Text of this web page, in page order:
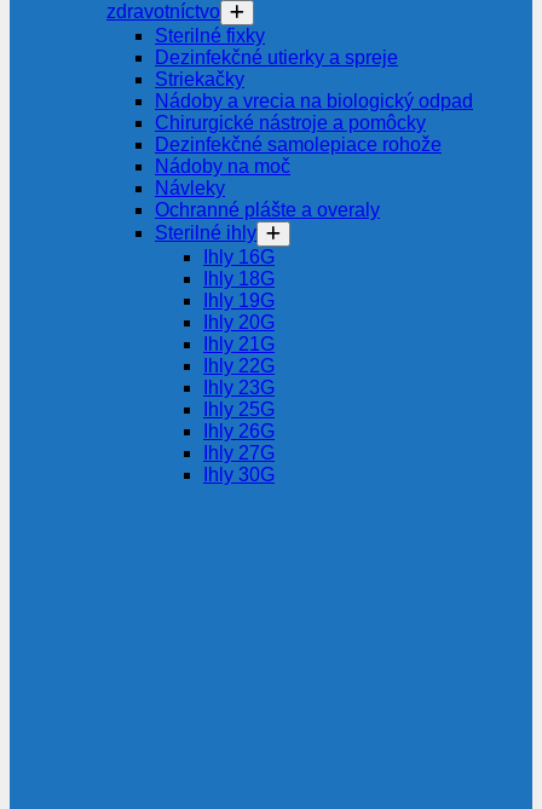
zdravotníctvo
Sterilné fixky
Dezinfekčné utierky a spreje
Striekačky
Nádoby a vrecia na biologický odpad
Chirurgické nástroje a pomôcky
Dezinfekčné samolepiace rohože
Nádoby na moč
Návleky
Ochranné plášte a overaly
Sterilné ihly
Ihly 16G
Ihly 18G
Ihly 19G
Ihly 20G
Ihly 21G
Ihly 22G
Ihly 23G
Ihly 25G
Ihly 26G
Ihly 27G
Ihly 30G